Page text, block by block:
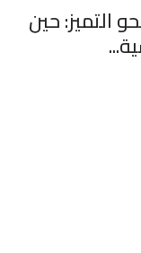
حين